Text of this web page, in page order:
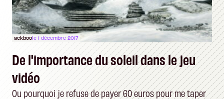
ackboole 1 décembre 2017
De l'importance du soleil dans le jeu
vidéo
Ou pourquoi je refuse de payer 60 euros pour me taper